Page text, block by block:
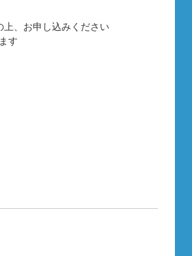
お申し込みください
す